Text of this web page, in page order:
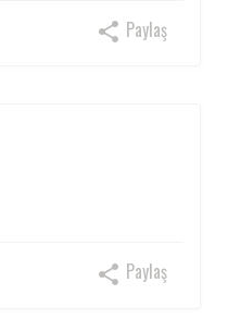
Paylaş
Paylaş